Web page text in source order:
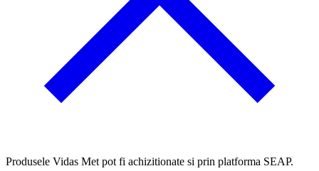
Produsele Vidas Met pot fi achizitionate si prin platforma SEAP.